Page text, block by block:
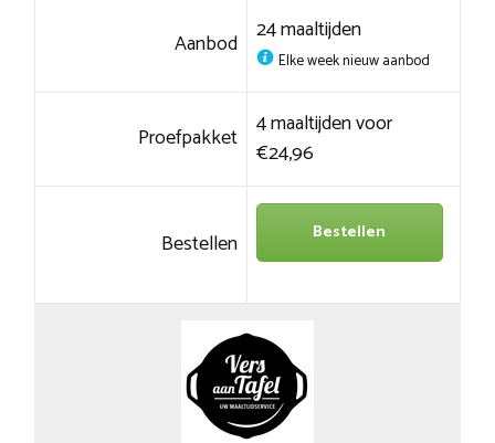
Aanbod 24 maaltijden
Elke week nieuw aanbod
Proefpakket 4 maaltijden voor
€24,96
Bestellen Bestellen